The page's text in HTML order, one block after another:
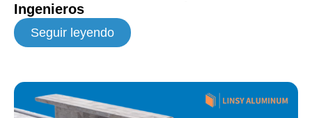
Ingenieros
Seguir leyendo